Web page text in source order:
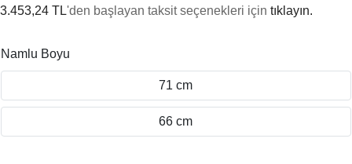
3.453,24 TL'den başlayan taksit seçenekleri için tıklayın.
Namlu Boyu
71 cm
66 cm